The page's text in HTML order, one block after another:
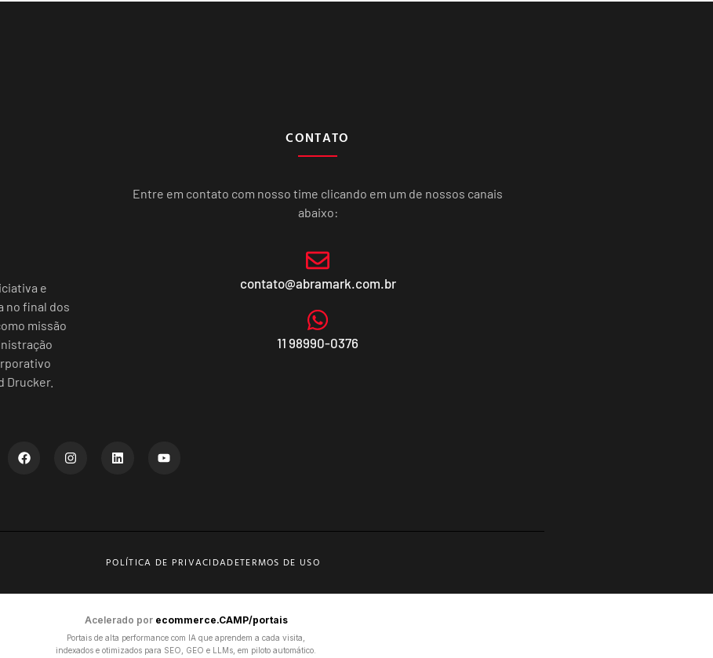
e
no final dos
missão
Drucker.
CONTATO
Entre em contato com nosso time clicando em um de nossos canais
abaixo:
contato@abramark.com.br
11 98990-0376
POLÍTICA DE PRIVACIDADETERMOS DE USO
Acelerado por ecommerce.CAMP/portais
Portais de alta performance com IA que aprendem a cada visita,
indexados e otimizados para SEO, GEO e LLMs, em piloto automático.